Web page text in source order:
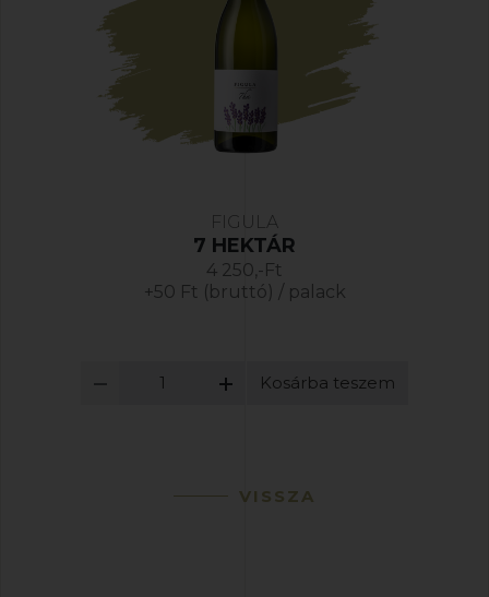
FIGULA
7 HEKTÁR
4 250,-Ft
+50 Ft (bruttó) / palack
Kosárba teszem
VISSZA